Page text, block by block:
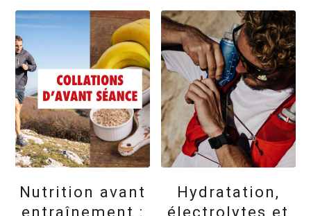
Nutrition avant
entraînement :
Hydratation,
électrolytes et